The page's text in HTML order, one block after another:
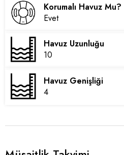
Korumalı Havuz Mu?
Evet
Havuz Uzunluğu
10
Havuz Genişliği
4